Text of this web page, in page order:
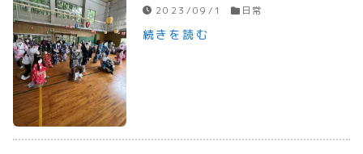
WEBで予約
2023/09/1 日常
続きを読む